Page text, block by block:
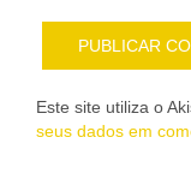
Este site utiliza o
seus dados em